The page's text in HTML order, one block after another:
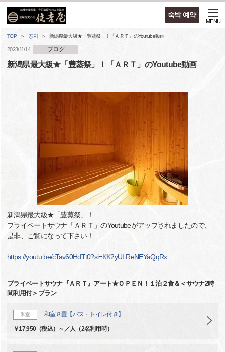
숙박 예약
MENU
TOP 공지 新潟県最大級★「豊蒸祭」！「ＡＲＴ」のYoutube動画
2023/11/14 ブログ
新潟県最大級★「豊蒸祭」！「ＡＲＴ」のYoutube動画
新潟県最大級★「豊蒸祭」！
プライベートサウナ「ＡＲＴ」のYoutubeがアップされましたので、
是非、ご覧になって下さい！
https://youtu.be/cTav60HdTt0?si=KK2yULReNEYaQqRx
プライベートサウナ『ＡＲＴ』アート★ＯＰＥＮ！１泊２食＆＜サウナ2時
間利用付＞プラン
和室 和室８畳【バス・トイレ付き】
￥17,950（税込）～／人（2名利用時）